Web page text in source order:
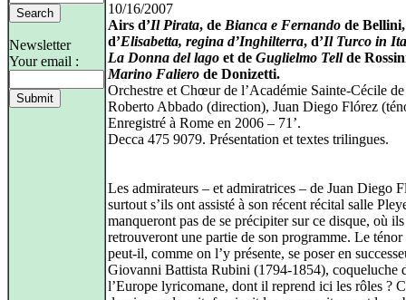
Newsletter
Your email :
10/16/2007
Airs d’Il Pirata, de Bianca e Fernando de Bellini,
d’Elisabetta, regina d’Inghilterra, d’Il Turco in
La Donna del lago et de Guglielmo Tellde
Marino Faliero de Donizetti.
Orchestre et Chœur de l’Académie Sainte-Cécile
Roberto Abbado (direction), Juan Diego Flórez
Enregistré à Rome en 2006 – 71’.
Decca 475 9079. Présentation et textes trilingues.
Les admirateurs – et admiratrices – de Juan Diego
surtout s’ils ont assisté à son récent récital salle
manqueront pas de se précipiter sur ce disque, où ils
retrouveront une partie de son programme. Le
peut-il, comme on l’y présente, se poser en
Giovanni Battista Rubini (1794-1854), coqueluche
l’Europe lyricomane, dont il reprend ici les rôles ?